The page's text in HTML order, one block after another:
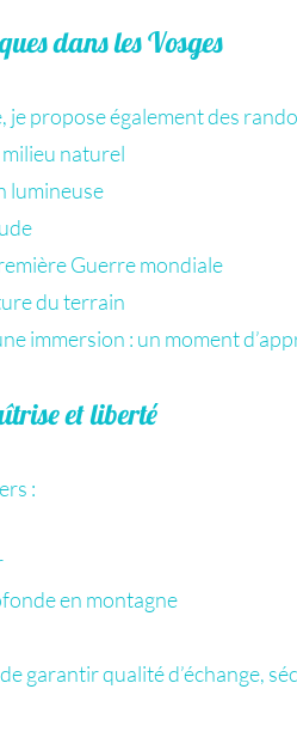
dans les Vosges
propose également des
naturel
lumineuse
Guerre mondiale
du terrain
immersion : un moment
et liberté
:
en montagne
garantir qualité d’échange,